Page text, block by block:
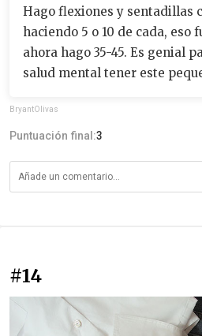
Hago flexiones y sentadillas
haciendo 5 o 10 de cada, eso
ahora hago 35-45. Es genial
salud mental tener este
BryantOlivas
Puntuación final:3
#14